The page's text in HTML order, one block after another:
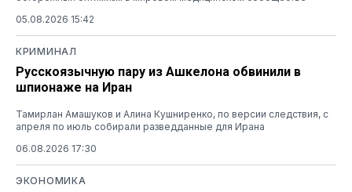
05.08.2026 15:42
КРИМИНАЛ
Русскоязычную пару из Ашкелона обвинили в
шпионаже на Иран
Тамирлан Амашуков и Алина Кушниренко, по версии следствия, с
апреля по июль собирали разведданные для Ирана
06.08.2026 17:30
ЭКОНОМИКА